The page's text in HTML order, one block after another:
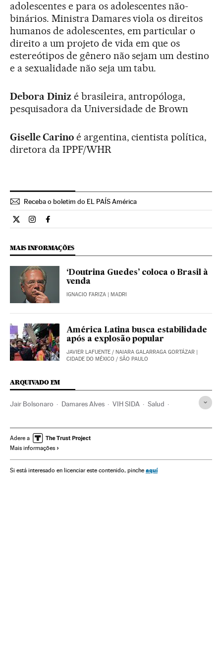
adolescentes e para os adolescentes não-
binários. Ministra Damares viola os direitos
humanos de adolescentes, em particular o
direito a um projeto de vida em que os
estereótipos de gênero não sejam um destino
e a sexualidade não seja um tabu.
Debora Dinizé brasileira, antropóloga,
pesquisadora da Universidade de Brown
Giselle Carino é argentina, cientista política,
diretora da IPPF/WHR
Receba o boletim do EL PAÍS América
Opiniao El País Brasil en Twitter
Opiniao El País Brasil en Instagram
Opiniao El País Brasil en Facebook
MAIS INFORMAÇÕES
‘Doutrina Guedes’ coloca o Brasil à
venda
IGNACIO FARIZA | MADRI
América Latina busca estabilidade
após a explosão popular
JAVIER LAFUENTE / NAIARA GALARRAGA GORTÁZAR |
CIDADE DO MÉXICO / SÃO PAULO
ARQUIVADO EM
Jair Bolsonaro Damares Alves VIH SIDA Salud
Adere a
Mais informações
Si está interesado en licenciar este contenido, pinche aquí